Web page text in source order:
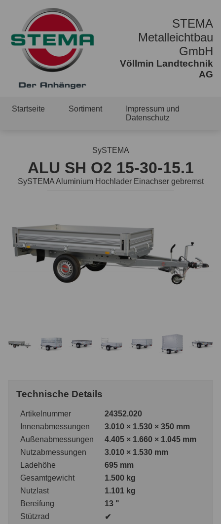
STEMA
Metalleichtbau
GmbH
Völlmin Landtechnik
AG
Startseite Sortiment
Impressum und
Datenschutz
SySTEMA
ALU SH O2 15-30-15.1
SySTEMA Aluminium Hochlader Einachser gebremst
Technische Details
Artikelnummer
24352.020
Innenabmessungen
3.010 × 1.530 × 350 mm
Außenabmessungen
4.405 × 1.660 × 1.045 mm
Nutzabmessungen
3.010 × 1.530 mm
Ladehöhe
695 mm
Gesamtgewicht
1.500 kg
Nutzlast
1.101 kg
Bereifung
13 "
Stützrad
✔